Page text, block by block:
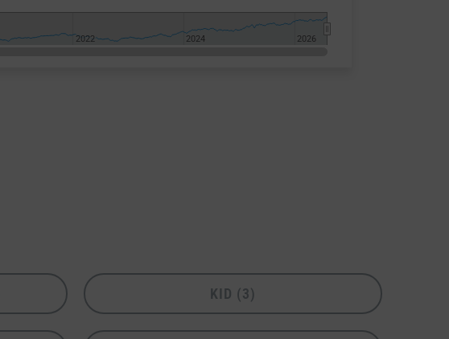
2022
2022 2024
2024 2026
2026
KID (3)